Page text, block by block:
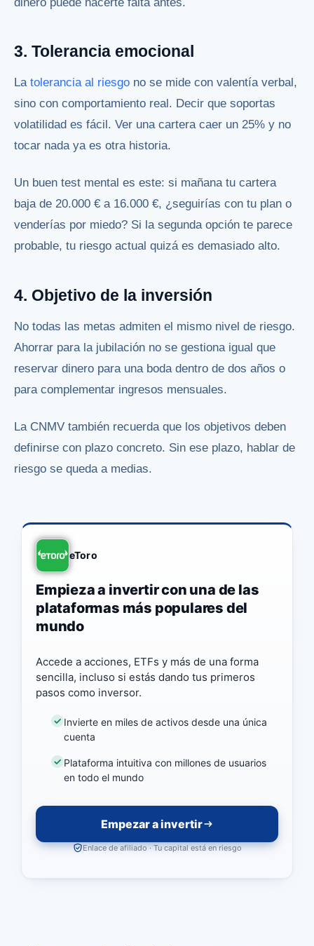
3. Tolerancia emocional
La tolerancia al riesgo no se mide con valentía verbal,
sino con comportamiento real. Decir que soportas
volatilidad es fácil. Ver una cartera caer un 25% y no
tocar nada ya es otra historia.
Un buen test mental es este: si mañana tu cartera
baja de 20.000 € a 16.000 €, ¿seguirías con tu plan o
venderías por miedo? Si la segunda opción te parece
probable, tu riesgo actual quizá es demasiado alto.
4. Objetivo de la inversión
No todas las metas admiten el mismo nivel de riesgo.
Ahorrar para la jubilación no se gestiona igual que
reservar dinero para una boda dentro de dos años o
para complementar ingresos mensuales.
La CNMV también recuerda que los objetivos deben
definirse con plazo concreto. Sin ese plazo, hablar de
riesgo se queda a medias.
eToro
Empieza a invertir con una de las
plataformas más populares del
mundo
Accede a acciones, ETFs y más de una forma
sencilla, incluso si estás dando tus primeros
pasos como inversor.
Invierte en miles de activos desde una única
cuenta
Plataforma intuitiva con millones de usuarios
en todo el mundo
Empezar a invertir
Enlace de afiliado · Tu capital está en riesgo